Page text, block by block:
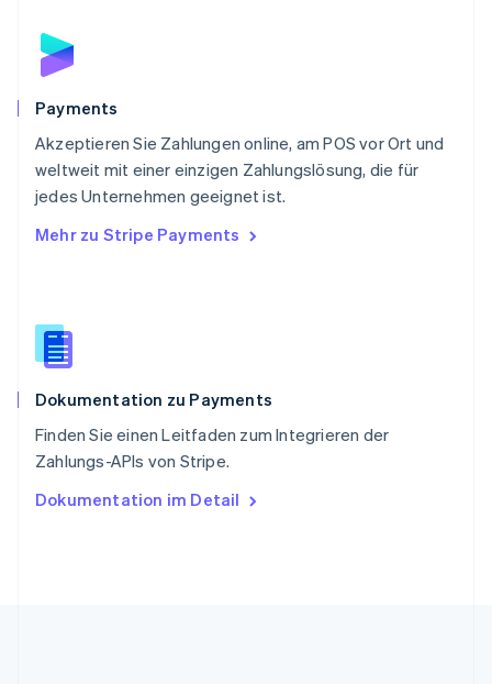
Payments
Akzeptieren Sie Zahlungen online, am POS vor Ort und
weltweit mit einer einzigen Zahlungslösung, die für
jedes Unternehmen geeignet ist.
Mehr zu Stripe Payments
Dokumentation zu Payments
Finden Sie einen Leitfaden zum Integrieren der
Zahlungs-APIs von Stripe.
Dokumentation im Detail
Schweden
Schweiz
Singapur
English简体中文
Slowakei
Slowenien
English
Spanien
Thailand
Tschechische Republik
English
English